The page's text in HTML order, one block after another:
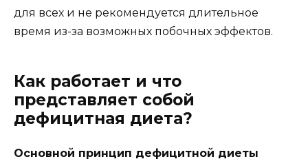
для всех и не рекомендуется длительное
время из-за возможных побочных эффектов.
Как работает и что
представляет собой
дефицитная диета?
Основной принцип дефицитной диеты